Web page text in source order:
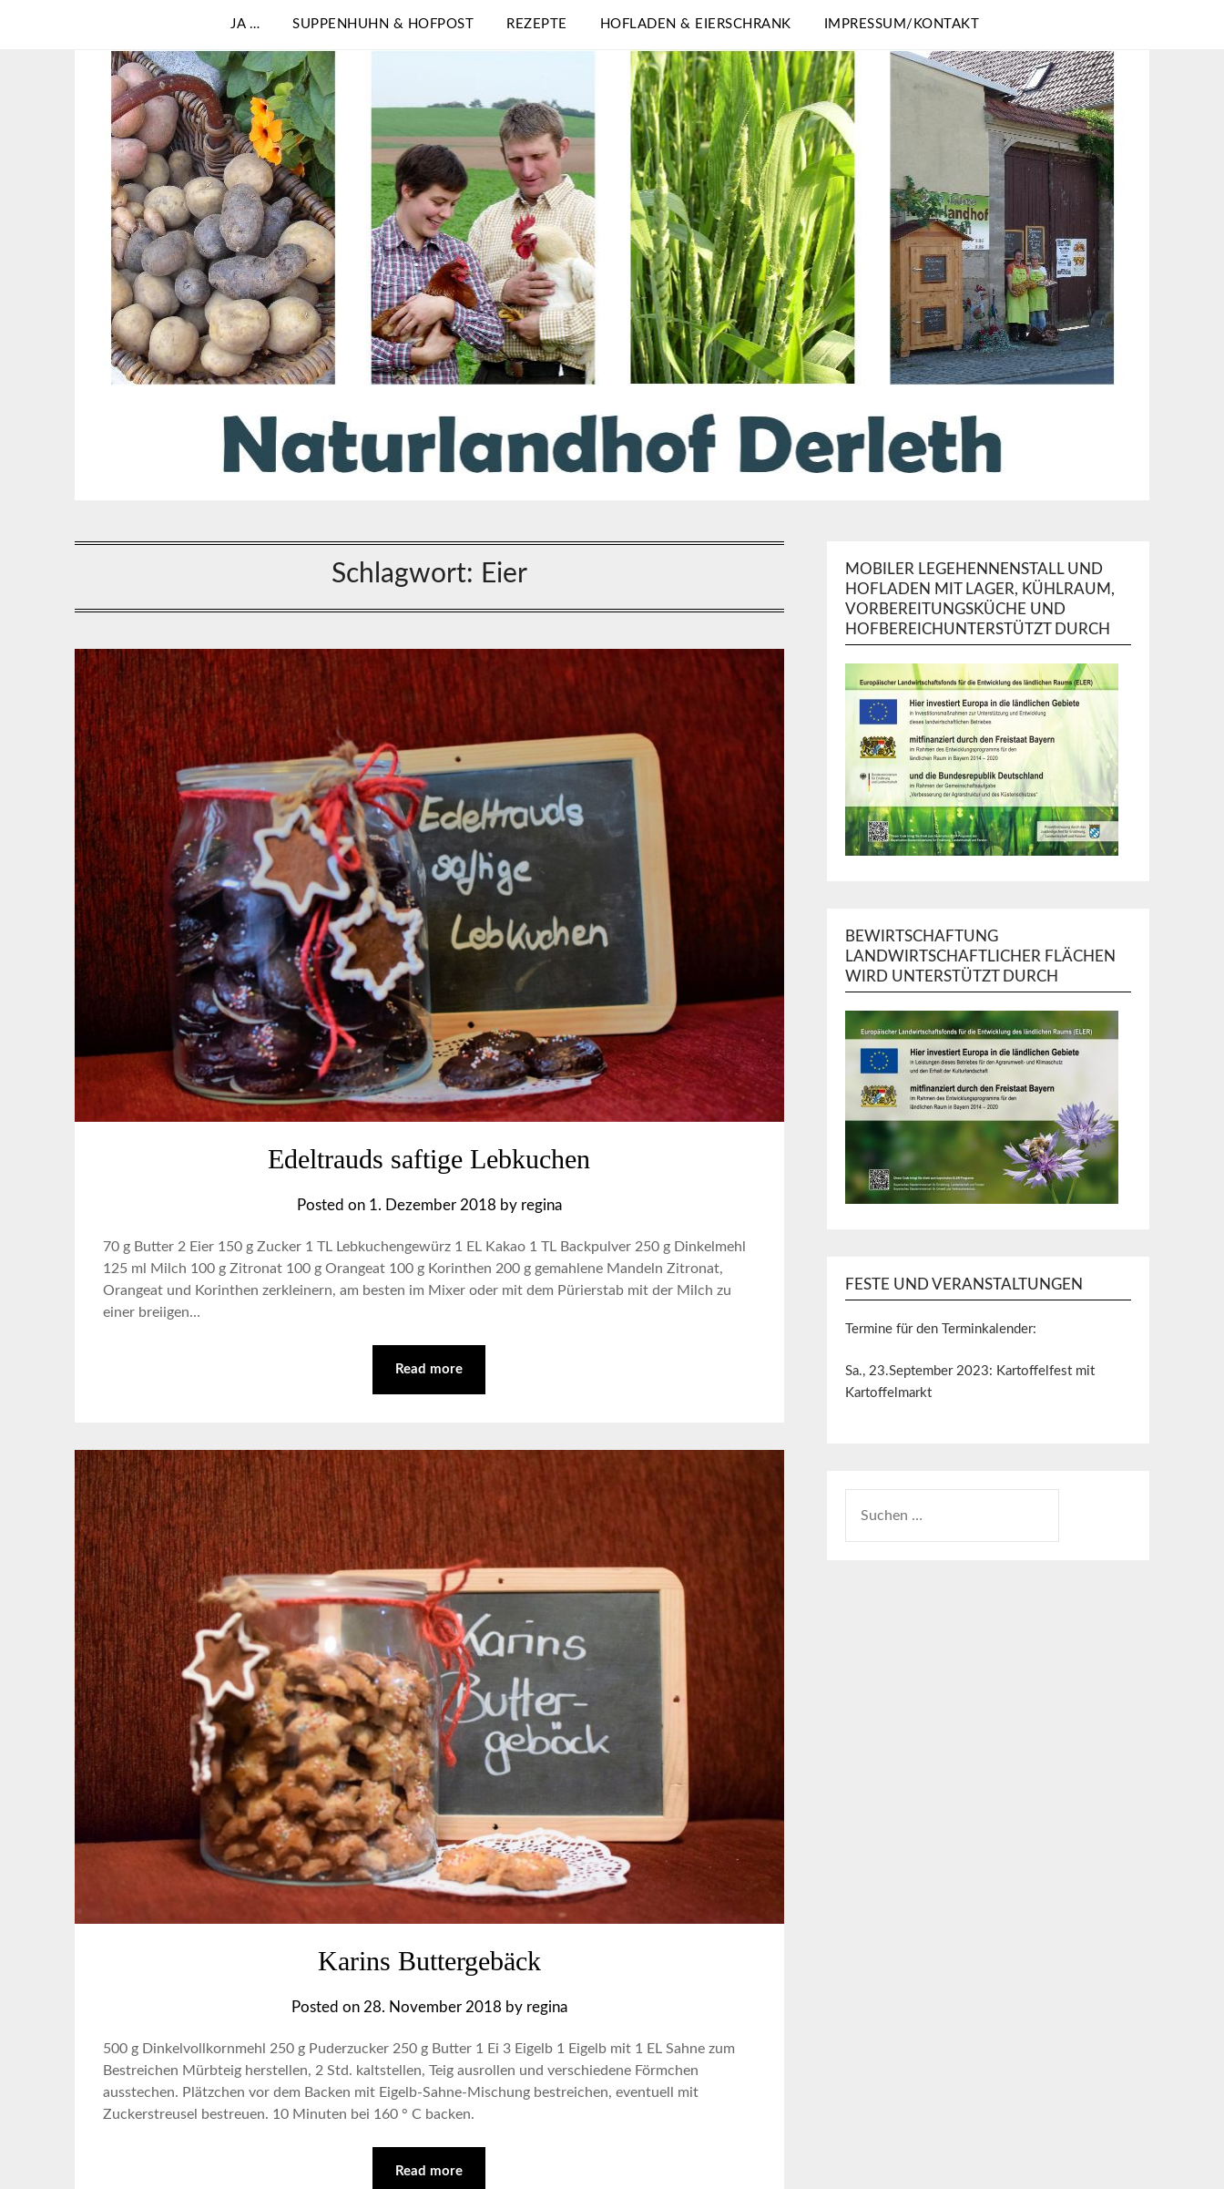
JA … SUPPENHUHN & HOFPOST REZEPTE HOFLADEN & EIERSCHRANK IMPRESSUM/KONTAKT
Schlagwort: Eier
Edeltrauds saftige Lebkuchen
Posted on 1. Dezember 2018 by regina
70 g Butter 2 Eier 150 g Zucker 1 TL Lebkuchengewürz 1 EL Kakao 1 TL Backpulver 250 g Dinkelmehl
125 ml Milch 100 g Zitronat 100 g Orangeat 100 g Korinthen 200 g gemahlene Mandeln Zitronat,
Orangeat und Korinthen zerkleinern, am besten im Mixer oder mit dem Pürierstab mit der Milch zu
einer breiigen…
Read more
Karins Buttergebäck
Posted on 28. November 2018 by regina
500 g Dinkelvollkornmehl 250 g Puderzucker 250 g Butter 1 Ei 3 Eigelb 1 Eigelb mit 1 EL Sahne zum
Bestreichen Mürbteig herstellen, 2 Std. kaltstellen, Teig ausrollen und verschiedene Förmchen
ausstechen. Plätzchen vor dem Backen mit Eigelb-Sahne-Mischung bestreichen, eventuell mit
Zuckerstreusel bestreuen. 10 Minuten bei 160 ° C backen.
Read more
MOBILER LEGEHENNENSTALL UND
HOFLADEN MIT LAGER, KÜHLRAUM,
VORBEREITUNGSKÜCHE UND
HOFBEREICHUNTERSTÜTZT DURCH
BEWIRTSCHAFTUNG
LANDWIRTSCHAFTLICHER FLÄCHEN
WIRD UNTERSTÜTZT DURCH
FESTE UND VERANSTALTUNGEN
Termine für den Terminkalender:
Sa., 23.September 2023: Kartoffelfest mit
Kartoffelmarkt